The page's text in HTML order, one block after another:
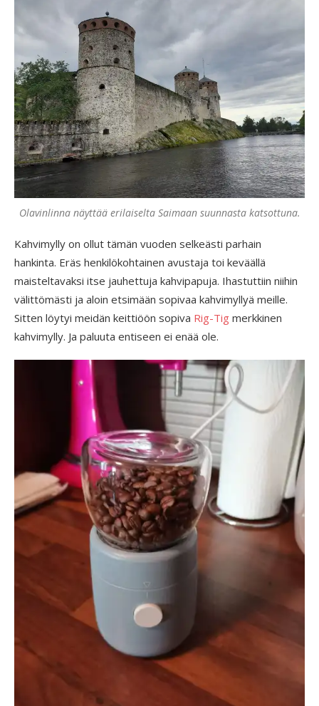
Olavinlinna näyttää erilaiselta Saimaan suunnasta katsottuna.
Kahvimylly on ollut tämän vuoden selkeästi parhain
hankinta. Eräs henkilökohtainen avustaja toi keväällä
maisteltavaksi itse jauhettuja kahvipapuja. Ihastuttiin niihin
välittömästi ja aloin etsimään sopivaa kahvimyllyä meille.
Sitten löytyi meidän keittiöön sopiva Rig-Tig merkkinen
kahvimylly. Ja paluuta entiseen ei enää ole.